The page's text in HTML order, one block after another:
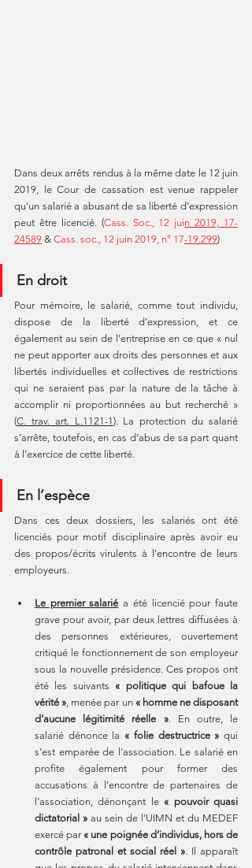
Dans deux arrêts rendus à la même date le 12 juin
2019, le Cour de cassation est venue rappeler
qu'un salarié a abusant de sa liberté d’expression
peut être licencié. (Cass. Soc., 12 juin 2019, 17-
24589 & Cass. soc., 12 juin 2019, n° 17-19.299)
En droit
Pour mémoire, le salarié, comme tout individu,
dispose de la liberté d’expression, et ce
également au sein de l’entreprise en ce que « nul
ne peut apporter aux droits des personnes et aux
libertés individuelles et collectives de restrictions
qui ne seraient pas par la nature de la tâche à
accomplir ni proportionnées au but recherché »
(C. trav. art. L.1121-1). La protection du salarié
s’arrête, toutefois, en cas d’abus de sa part quant
à l’exercice de cette liberté.
En l’espèce
Dans ces deux dossiers, les salariés ont été
licenciés pour motif disciplinaire après avoir eu
des propos/écrits virulents à l'encontre de leurs
employeurs.
Le premier salarié a été licencié pour faute
grave pour avoir, par deux lettres diffusées à
des personnes extérieures, ouvertement
critiqué le fonctionnement de son employeur
sous la nouvelle présidence. Ces propos ont
été les suivants « politique qui bafoue la
vérité », menée par un « homme ne disposant
d’aucune légitimité réelle ». En outre, le
salarié dénonce la « folie destructrice » qui
s’est emparée de l’association. Le salarié en
profite également pour former des
accusations à l’encontre de partenaires de
l’association, dénonçant le « pouvoir quasi
dictatorial » au sein de l’UIMN et du MEDEF
exercé par « une poignée d’individus, hors de
contrôle patronal et social réel ». Il apparaît